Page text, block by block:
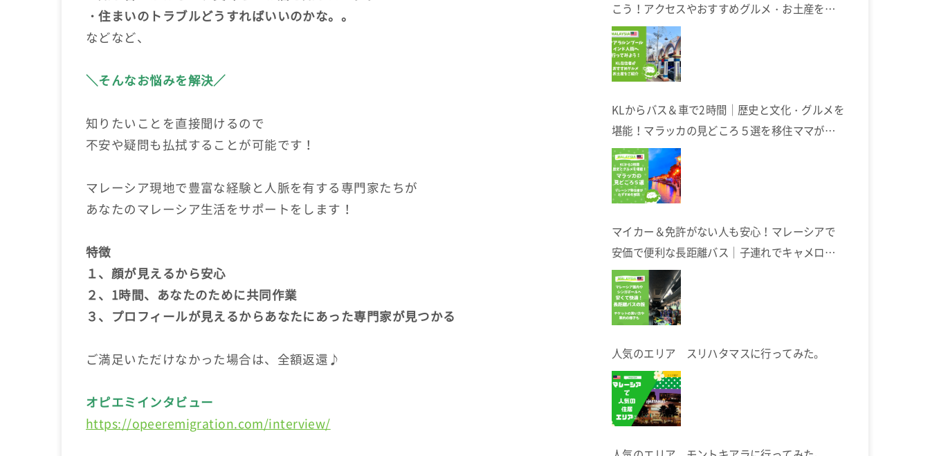
・住まいのトラブルどうすればいいのかな。。
などなど、
＼そんなお悩みを解決／
知りたいことを直接聞けるので
不安や疑問も払拭することが可能です！
マレーシア現地で豊富な経験と人脈を有する専門家たちが
あなたのマレーシア生活をサポートをします！
特徴
１、顔が見えるから安心
２、1時間、あなたのために共同作業
３、プロフィールが見えるからあなたにあった専門家が見つかる
ご満足いただけなかった場合は、全額返還♪
オピエミインタビュー
https://opeeremigration.com/interview/
こう！アクセスやおすすめグルメ・お土産を在
住者が解説します
KLからバス＆車で2時間｜歴史と文化・グルメを
堪能！マラッカの見どころ５選を移住ママが解
説
マイカー＆免許がない人も安心！マレーシアで
安価で便利な長距離バス｜子連れでキャメロン
ハイランドへ
人気のエリア スリハタマスに行ってみた。